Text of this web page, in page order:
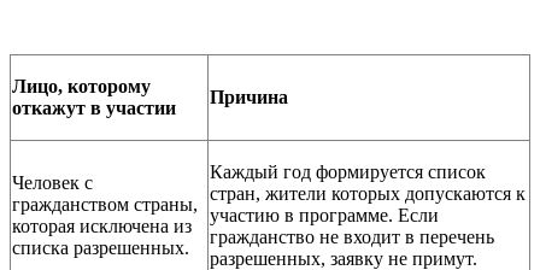
Лицо, которому
откажут в участии
Причина
Человек с
гражданством страны,
которая исключена из
списка разрешенных.
Каждый год формируется список
стран, жители которых допускаются к
участию в программе. Если
гражданство не входит в перечень
разрешенных, заявку не примут.